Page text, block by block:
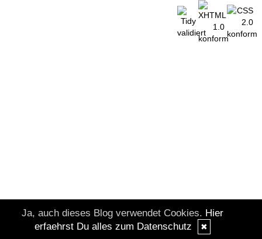
Ja, auch dieses Blog verwendet Cookies. Hier
erfaehrst Du alles zum Datenschutz
✖